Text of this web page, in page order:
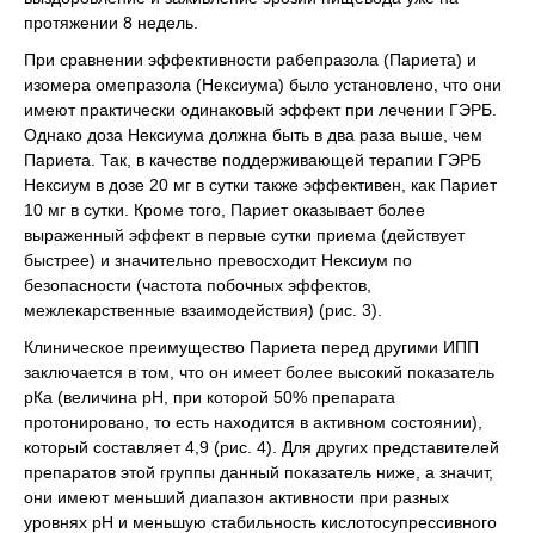
протяжении 8 недель.
При сравнении эффективности рабепразола (Париета) и
изомера омепразола (Нексиума) было установлено, что они
имеют практически одинаковый эффект при лечении ГЭРБ.
Однако доза Нексиума должна быть в два раза выше, чем
Париета. Так, в качестве поддерживающей терапии ГЭРБ
Нексиум в дозе 20 мг в сутки также эффективен, как Париет
10 мг в сутки. Кроме того, Париет оказывает более
выраженный эффект в первые сутки приема (действует
быстрее) и значительно превосходит Нексиум по
безопасности (частота побочных эффектов,
межлекарственные взаимодействия) (рис. 3).
Клиническое преимущество Париета перед другими ИПП
заключается в том, что он имеет более высокий показатель
рКа (величина рН, при которой 50% препарата
протонировано, то есть находится в активном состоянии),
который составляет 4,9 (рис. 4). Для других представителей
препаратов этой группы данный показатель ниже, а значит,
они имеют меньший диапазон активности при разных
уровнях рН и меньшую стабильность кислотосупрессивного